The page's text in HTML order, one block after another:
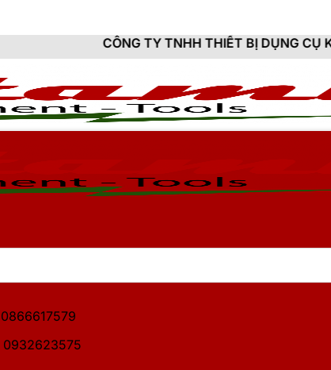
TNHH THIẾT BỊ DỤNG CỤ KỸ THUẬT HITAMI -
0932623575